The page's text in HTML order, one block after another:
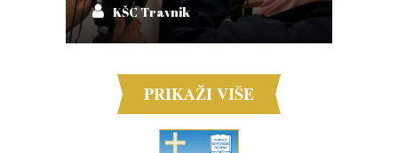
KŠC Travnik
PRIKAŽI VIŠE